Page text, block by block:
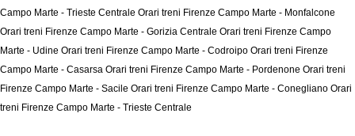
Campo Marte - Trieste Centrale Orari treni Firenze Campo Marte - Monfalcone
Orari treni Firenze Campo Marte - Gorizia Centrale Orari treni Firenze Campo
Marte - Udine Orari treni Firenze Campo Marte - Codroipo Orari treni Firenze
Campo Marte - Casarsa Orari treni Firenze Campo Marte - Pordenone Orari treni
Firenze Campo Marte - Sacile Orari treni Firenze Campo Marte - Conegliano Orari
treni Firenze Campo Marte - Trieste Centrale